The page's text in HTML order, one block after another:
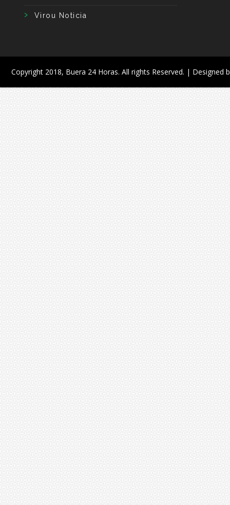
Virou Noticia
Copyright 2018, Buera 24 Horas. All rights Reserved. | Designed